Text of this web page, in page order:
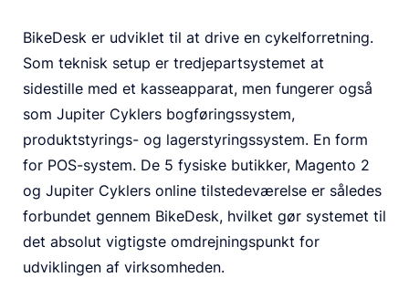
BikeDesk er udviklet til at drive en cykelforretning.
Som teknisk setup er tredjepartsystemet at
sidestille med et kasseapparat, men fungerer også
som Jupiter Cyklers bogføringssystem,
produktstyrings- og lagerstyringssystem. En form
for POS-system. De 5 fysiske butikker, Magento 2
og Jupiter Cyklers online tilstedeværelse er således
forbundet gennem BikeDesk, hvilket gør systemet til
det absolut vigtigste omdrejningspunkt for
udviklingen af virksomheden.